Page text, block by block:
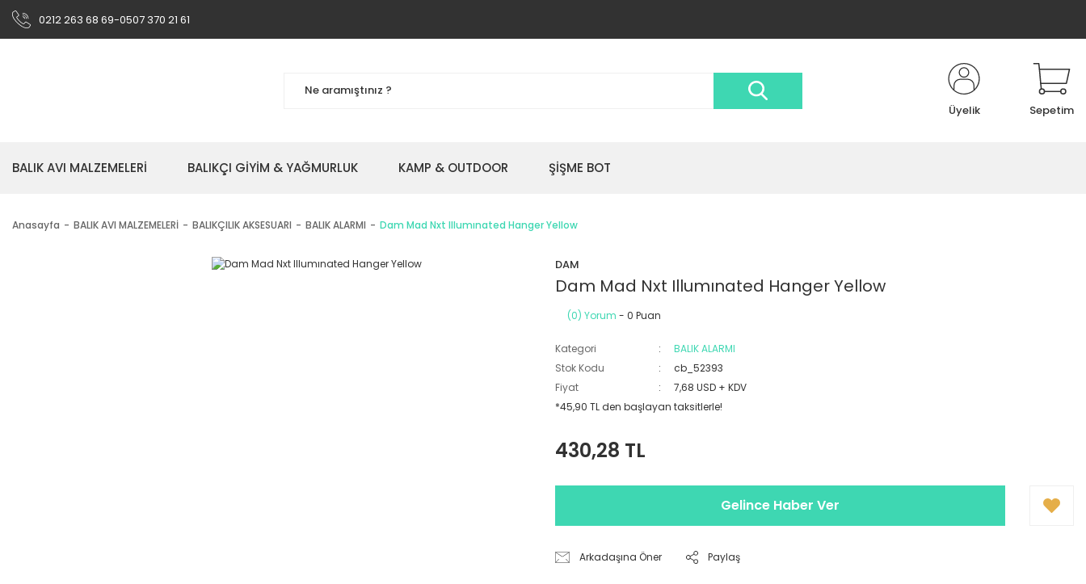
0212 263 68 69-0507 370 21 61
Üyelik Sepetim
BALIK AVI MALZEMELERİ BALIKÇI GİYİM & YAĞMURLUK KAMP & OUTDOOR ŞİŞME BOT
Anasayfa BALIK AVI MALZEMELERİ BALIKÇILIK AKSESUARI BALIK ALARMI Dam Mad Nxt Illumınated Hanger Yellow
DAM
Dam Mad Nxt Illumınated Hanger Yellow
(0) Yorum - 0 Puan
Kategori
BALIK ALARMI
Stok Kodu
cb_52393
Fiyat
7,68 USD + KDV
*45,90 TL den başlayan taksitlerle!
430,28 TL
Gelince Haber Ver
Arkadaşına Öner Paylaş